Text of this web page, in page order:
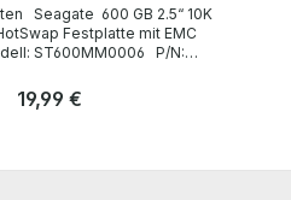
Festplatte mit EMC
Form factor /
/ Lieferumfang 1 x
Regulärer Preis:
19,99 €